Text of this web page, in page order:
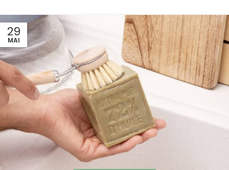
29
MAI